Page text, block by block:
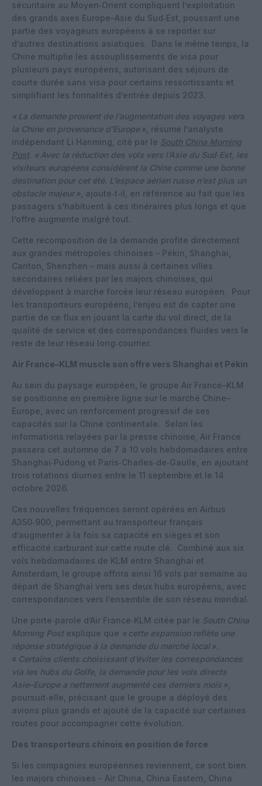
sécuritaire au Moyen‑Orient compliquent l’exploitation
des grands axes Europe–Asie du Sud‑Est, poussant une
partie des voyageurs européens à se reporter sur
d’autres destinations asiatiques.
Dans le même temps, la
Chine multiplie les assouplissements de visa pour
plusieurs pays européens, autorisant des séjours de
courte durée sans visa pour certains ressortissants et
simplifiant les formalités d’entrée depuis 2023.
« La demande provient de l’augmentation des voyages vers
la Chine en provenance d’Europe », résume l’analyste
indépendant Li Hanming, cité par le South China Morning
Post. «Avec la réduction des vols vers l’Asie du Sud‑Est, les
visiteurs européens considèrent la Chine comme une bonne
destination pour cet été. L’espace aérien russe n’est plus un
obstacle majeur» , ajoute‑t‑il, en référence au fait que les
passagers s’habituent à ces itinéraires plus longs et que
l’offre augmente malgré tout.
Cette recomposition de la demande profite directement
aux grandes métropoles chinoises – Pékin, Shanghai,
Canton, Shenzhen – mais aussi à certaines villes
secondaires reliées par les majors chinoises, qui
développent à marche forcée leur réseau européen.
Pour
les transporteurs européens, l’enjeu est de capter une
partie de ce flux en jouant la carte du vol direct, de la
qualité de service et des correspondances fluides vers le
reste de leur réseau long‑courrier.
Air France–KLM muscle son offre vers Shanghai et Pékin
Au sein du paysage européen, le groupe Air France–KLM
se positionne en première ligne sur le marché Chine–
Europe, avec un renforcement progressif de ses
capacités sur la Chine continentale.
Selon les
informations relayées par la presse chinoise, Air France
passera cet automne de 7 à 10 vols hebdomadaires entre
Shanghai‑Pudong et Paris‑Charles‑de‑Gaulle, en ajoutant
trois rotations diurnes entre le 11 septembre et le 14
octobre 2026.
Ces nouvelles fréquences seront opérées en Airbus
A350‑900, permettant au transporteur français
d’augmenter à la fois sa capacité en sièges et son
efficacité carburant sur cette route clé.
Combiné aux six
vols hebdomadaires de KLM entre Shanghai et
Amsterdam, le groupe offrira ainsi 16 vols par semaine au
départ de Shanghai vers ses deux hubs européens, avec
correspondances vers l’ensemble de son réseau mondial.
Une porte‑parole d’Air France‑KLM citée par le South China
Morning Post explique que « cette expansion reflète une
réponse stratégique à la demande du marché local».
« Certains clients choisissant d’éviter les correspondances
via les hubs du Golfe, la demande pour les vols directs
Asie–Europe a nettement augmenté ces derniers mois »
poursuit‑elle, précisant que le groupe a déployé des
avions plus grands et ajouté de la capacité sur certaines
routes pour accompagner cette évolution.
Des transporteurs chinois en position de force
Si les compagnies européennes reviennent, ce sont bien
les majors chinoises – Air China, China Eastern, China